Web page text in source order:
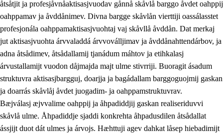
åtsåtjit ja profesjåvnåaktisasjvuodav gånnå skåvlå barggo åvdet oahppij
oahppamav ja åvddånimev. Divna bargge skåvlån vierttiji oassálasstet
profesjonála oahppamaktisasjvuohtaj vaj skåvllå åvddån. Dat merkaj
jut aktisasjvuohta árvvaladdá árvvoválljimav ja åvddånahttendárbov, ja
adna åtsådimev, åtsådallamij tjanádum máhtov ja etihkalasj
árvustallamijt vuodon dåjmajda majt ulme stivrriji. Buoragit ásadum
struktuvra aktisasjbargguj, doarjja ja bagádallam barggoguojmij gaskan
ja doarrás skåvlåj åvdet juogadim- ja oahppamstruktuvrav.
Bæjválasj æjvvalime oahppij ja åhpadiddjij gaskan realiseriduvvi
skåvlå ulme. Åhpadiddje sjaddi konkrehta åhpadusdilen åtsådallat
ássjijt duot dát ulmes ja árvojs. Hæhttuji agev dahkat låsep hiebadimijt